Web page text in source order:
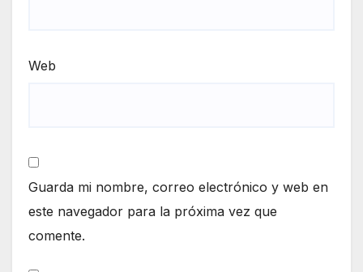
Web
Guarda mi nombre, correo electrónico y web en
este navegador para la próxima vez que
comente.